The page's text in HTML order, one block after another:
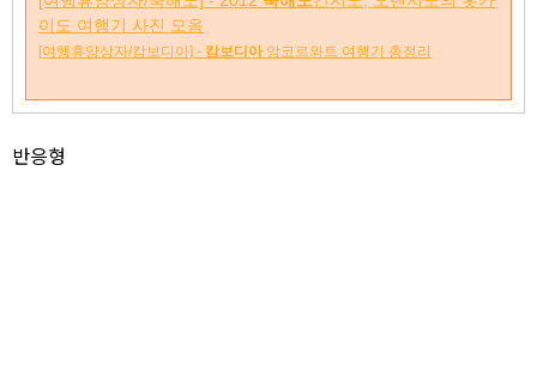
이도 여행기 사진 모음
[여행휴양상자/캄보디아] - 캄보디아앙코르와트 여행기 총정리
반응형